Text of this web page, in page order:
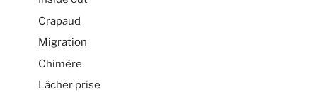
Crapaud
Migration
Chimère
Lâcher prise